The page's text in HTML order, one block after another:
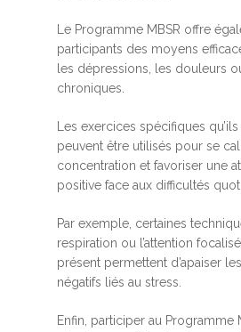
Le Programme MBSR offre
participants des moyens
les dépressions, les douleurs
chroniques.
Les exercices spécifiques
peuvent être utilisés pour se
concentration et favoriser une
positive face aux difficultés
Par exemple, certaines
respiration ou l’attention
présent permettent d’apaiser
négatifs liés au stress.
Enfin, participer au Programme